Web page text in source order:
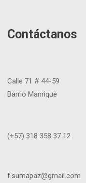
Contáctanos
Calle 71 # 44-59
Barrio Manrique
(+57) 318 358 37 12
f.sumapaz@gmail.com